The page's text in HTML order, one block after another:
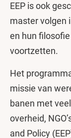
EEP is ook
master volgen
en hun
voortzetten.
Het
missie van
banen met
overheid,
and Policy